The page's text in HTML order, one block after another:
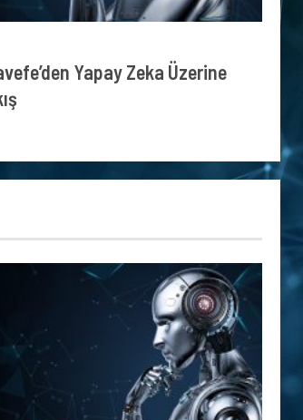
Yapay Zeka Üzerine